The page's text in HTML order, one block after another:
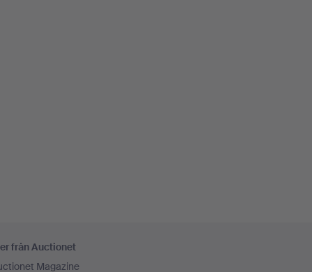
från Auctionet
Magazine